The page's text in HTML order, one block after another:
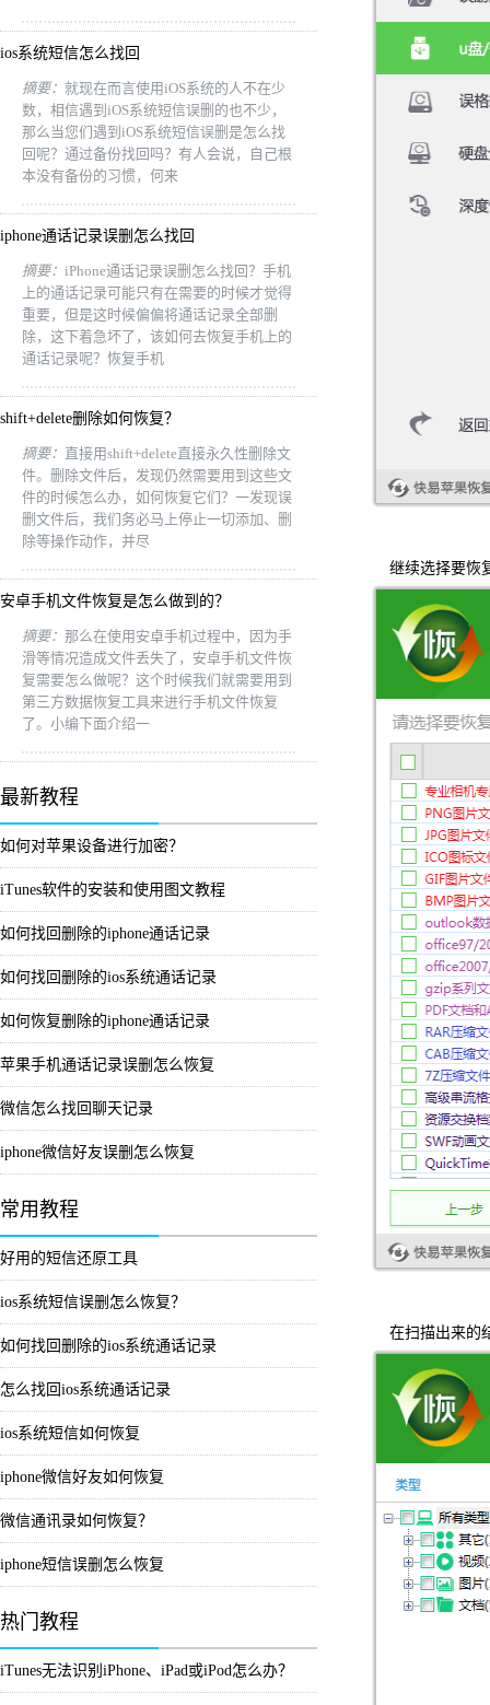
ios系统短信怎么找回
摘要： 就现在而言使用iOS系统的人不在少
数，相信遇到iOS系统短信误删的也不少，
那么当您们遇到iOS系统短信误删是怎么找
回呢？通过备份找回吗？有人会说，自己根
本没有备份的习惯，何来
iphone通话记录误删怎么找回
摘要： iPhone通话记录误删怎么找回？手机
上的通话记录可能只有在需要的时候才觉得
重要，但是这时候偏偏将通话记录全部删
除，这下着急坏了，该如何去恢复手机上的
通话记录呢？恢复手机
shift+delete删除如何恢复？
摘要： 直接用shift+delete直接永久性删除文
件。删除文件后，发现仍然需要用到这些文
件的时候怎么办，如何恢复它们？一发现误
删文件后，我们务必马上停止一切添加、删
除等操作动作，并尽
安卓手机文件恢复是怎么做到的？
摘要： 那么在使用安卓手机过程中，因为手
滑等情况造成文件丢失了，安卓手机文件恢
复需要怎么做呢？这个时候我们就需要用到
第三方数据恢复工具来进行手机文件恢复
了。小编下面介绍一
最新教程
如何对苹果设备进行加密？
iTunes软件的安装和使用图文教程
如何找回删除的iphone通话记录
如何找回删除的ios系统通话记录
如何恢复删除的iphone通话记录
苹果手机通话记录误删怎么恢复
微信怎么找回聊天记录
iphone微信好友误删怎么恢复
常用教程
好用的短信还原工具
ios系统短信误删怎么恢复？
如何找回删除的ios系统通话记录
怎么找回ios系统通话记录
ios系统短信如何恢复
iphone微信好友如何恢复
微信通讯录如何恢复？
iphone短信误删怎么恢复
热门教程
iTunes无法识别iPhone、iPad或iPod怎么办？
继续选择要恢
在扫描出来的